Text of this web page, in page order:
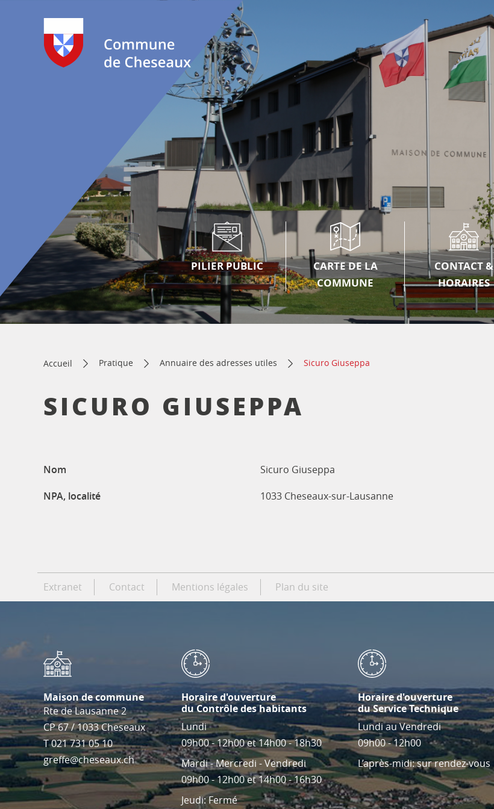
PILIER PUBLIC
CARTE DE LA
COMMUNE
CONTACT &
HORAIRES
Accueil Pratique Annuaire des adresses utiles Sicuro Giuseppa
SICURO GIUSEPPA
Nom
Sicuro Giuseppa
NPA, localité
1033 Cheseaux-sur-Lausanne
Extranet Contact Mentions légales Plan du site
Maison de commune
Rte de Lausanne 2
CP 67/1033Cheseaux
T021 731 05 10
greffe@cheseaux.ch
Horaire d'ouverture
du Contrôle des habitants
Lundi
09h00 - 12h00 et 14h00 - 18h30
Mardi - Mercredi - Vendredi
09h00 - 12h00 et 14h00 - 16h30
Jeudi: Fermé
Horaire d'ouverture
du Service Technique
Lundi au Vendredi
09h00 - 12h00
L’après-midi: sur rendez-vous